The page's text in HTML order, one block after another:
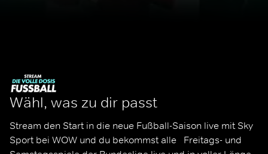
Wähl, was zu dir passt
Stream den Start in die neue Fußball-Saison live mit Sky
Sport bei WOW und du bekommst alle   Freitags- und